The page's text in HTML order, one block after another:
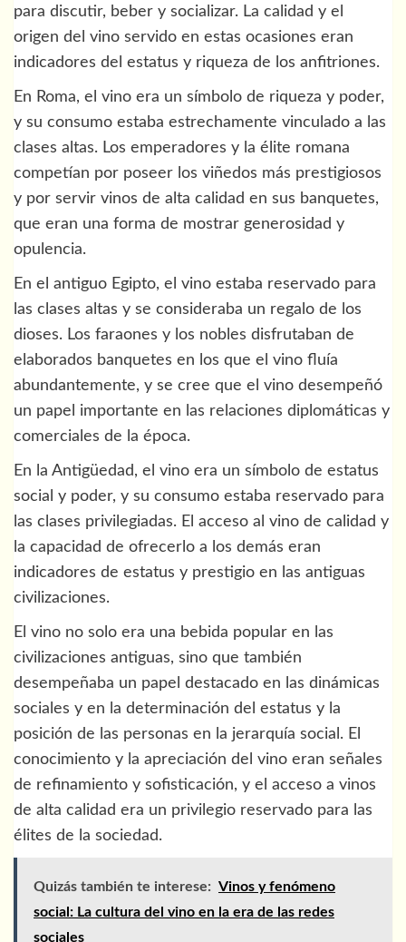
para discutir, beber y socializar. La calidad y el
origen del vino servido en estas ocasiones eran
indicadores del estatus y riqueza de los anfitriones.
En Roma, el vino era un símbolo de riqueza y poder,
y su consumo estaba estrechamente vinculado a las
clases altas. Los emperadores y la élite romana
competían por poseer los viñedos más prestigiosos
y por servir vinos de alta calidad en sus banquetes,
que eran una forma de mostrar generosidad y
opulencia.
En el antiguo Egipto, el vino estaba reservado para
las clases altas y se consideraba un regalo de los
dioses. Los faraones y los nobles disfrutaban de
elaborados banquetes en los que el vino fluía
abundantemente, y se cree que el vino desempeñó
un papel importante en las relaciones diplomáticas y
comerciales de la época.
En la Antigüedad, el vino era un símbolo de estatus
social y poder, y su consumo estaba reservado para
las clases privilegiadas. El acceso al vino de calidad y
la capacidad de ofrecerlo a los demás eran
indicadores de estatus y prestigio en las antiguas
civilizaciones.
El vino no solo era una bebida popular en las
civilizaciones antiguas, sino que también
desempeñaba un papel destacado en las dinámicas
sociales y en la determinación del estatus y la
posición de las personas en la jerarquía social. El
conocimiento y la apreciación del vino eran señales
de refinamiento y sofisticación, y el acceso a vinos
de alta calidad era un privilegio reservado para las
élites de la sociedad.
Quizás también te interese: Vinos y fenómeno
social: La cultura del vino en la era de las redes
sociales